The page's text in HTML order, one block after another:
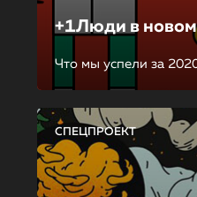
+1Люди в новом
Что мы успели за
СПЕЦПРОЕКТ